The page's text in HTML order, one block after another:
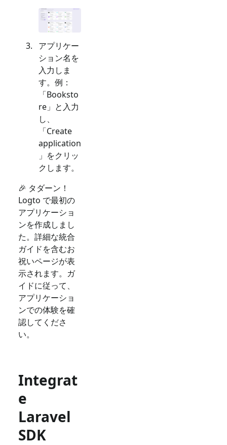
アプリケー
ション名を
入力しま
す。例：
「Booksto
re」と入力
し、
「Create
application
」をクリッ
クします。
🎉 タダーン！
Logto で最初の
アプリケーショ
ンを作成しまし
た。詳細な統合
ガイドを含むお
祝いページが表
示されます。ガ
イドに従って、
アプリケーショ
ンでの体験を確
認してくださ
い。
Integrat
e
Laravel
SDK